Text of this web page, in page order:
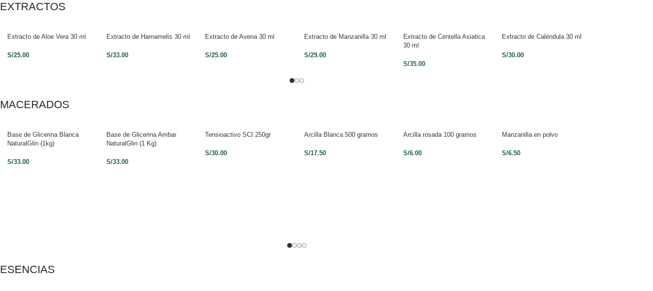
EXTRACTOS
Extracto de Aloe Vera 30 ml
S/25.00
Extracto de Hamamelis 30 ml
S/33.00
Extracto de Avena 30 ml
S/25.00
Extracto de Manzanilla 30 ml
S/29.00
Extracto de Centella Asiatica
30 ml
S/35.00
Extracto de Caléndula 30 ml
S/30.00
MACERADOS
Base de Glicerina Blanca
NaturalGlin (1kg)
S/33.00
Base de Glicerina Ambar
NaturalGlin (1 Kg)
S/33.00
Tensioactivo SCI 250gr
S/30.00
Arcilla Blanca 500 gramos
S/17.50
Arcilla rosada 100 gramos
S/6.00
Manzanilla en polvo
S/6.50
ESENCIAS